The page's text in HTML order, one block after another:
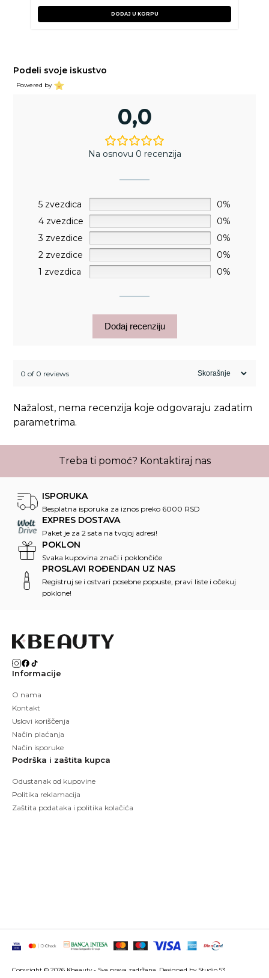
DODAJ U KORPU
Podeli svoje iskustvo
Powered by
0,0
Na osnovu 0 recenzija
5 zvezdica
0%
4 zvezdice
0%
3 zvezdice
0%
2 zvezdice
0%
1 zvezdica
0%
Dodaj recenziju
0 of 0 reviews
Nažalost, nema recenzija koje odgovaraju zadatim
parametrima.
Treba ti pomoć? Kontaktiraj nas
ISPORUKA
Besplatna isporuka za iznos preko 6000 RSD
EXPRES DOSTAVA
Paket je za 2 sata na tvojoj adresi!
POKLON
Svaka kupovina znači i poklončiće
PROSLAVI ROĐENDAN UZ NAS
Registruj se i ostvari posebne popuste, pravi liste i očekuj
poklone!
Informacije
O nama
Kontakt
Uslovi koriščenja
Način plaćanja
Način isporuke
Podrška i zaštita kupca
Odustanak od kupovine
Politika reklamacija
Zaštita podataka i politika kolačića
Copyright © 2026 Kbeauty - Sva prava zadržana. Designed by Studio 53